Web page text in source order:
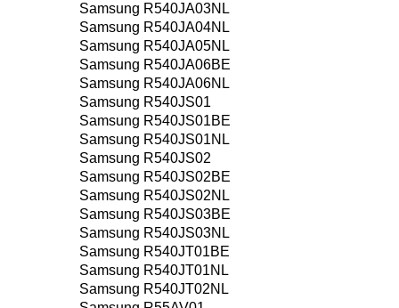
Samsung R540JA03NL
Samsung R540JA04NL
Samsung R540JA05NL
Samsung R540JA06BE
Samsung R540JA06NL
Samsung R540JS01
Samsung R540JS01BE
Samsung R540JS01NL
Samsung R540JS02
Samsung R540JS02BE
Samsung R540JS02NL
Samsung R540JS03BE
Samsung R540JS03NL
Samsung R540JT01BE
Samsung R540JT01NL
Samsung R540JT02NL